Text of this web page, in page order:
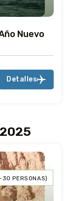
Nuevo
Detalles
30 PERSONAS)